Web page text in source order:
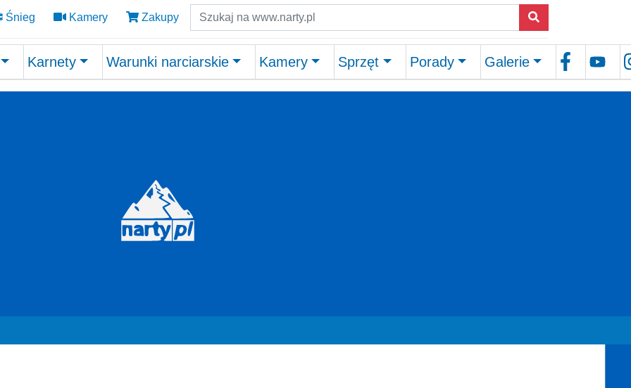
Śnieg Kamery Zakupy Szukaj
Karnety Warunki narciarskie Kamery Sprzęt Porady Galerie